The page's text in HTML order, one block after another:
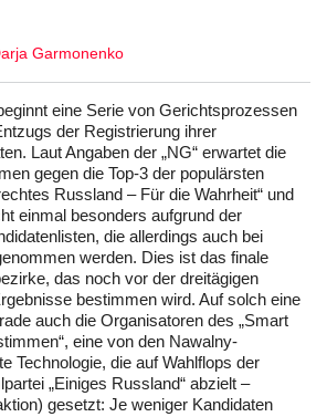
Garmonenko
eine Serie von Gerichtsprozessen
der Registrierung ihrer
Laut Angaben der „NG“ erwartet die
gegen die Top-3 der populärsten
Russland – Für die Wahrheit“ und
einmal besonders aufgrund der
die allerdings auch bei
werden. Dies ist das finale
das noch vor der dreitägigen
bestimmen wird. Auf solch eine
auch die Organisatoren des „Smart
eine von den Nawalny-
Technologie, die auf Wahlflops der
„Einiges Russland“ abzielt –
gesetzt: Je weniger Kandidaten